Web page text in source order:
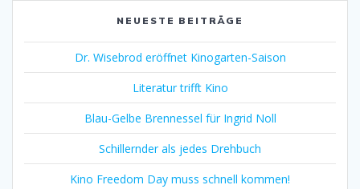
NEUESTE BEITRÄGE
Dr. Wisebrod eröffnet Kinogarten-Saison
Literatur trifft Kino
Blau-Gelbe Brennessel für Ingrid Noll
Schillernder als jedes Drehbuch
Kino Freedom Day muss schnell kommen!